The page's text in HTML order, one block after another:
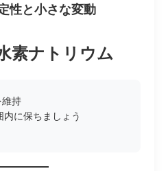
性と小さな変動
素ナトリウム
持
に保ちましょう